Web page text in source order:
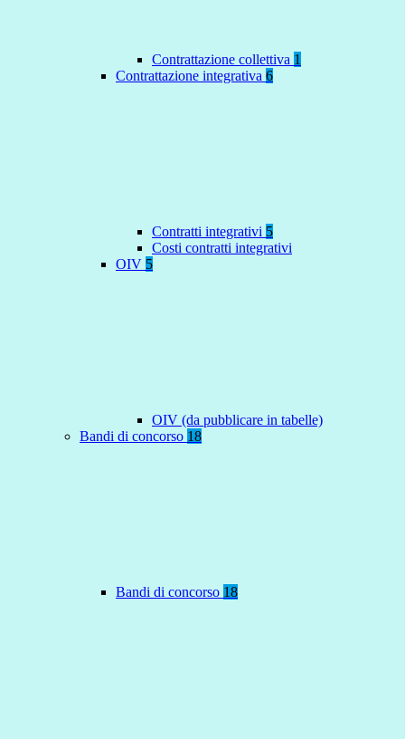
Contrattazione collettiva 1
Contrattazione integrativa 6
Contratti integrativi 5
Costi contratti integrativi
OIV 5
OIV (da pubblicare in tabelle)
Bandi di concorso 18
Bandi di concorso 18